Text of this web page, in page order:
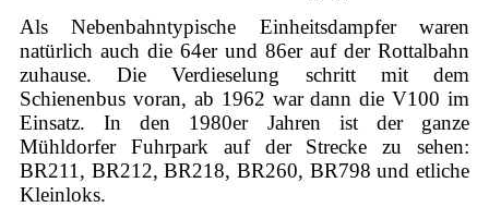
Als Nebenbahntypische Einheitsdampfer waren
natürlich auch die 64er und 86er auf der Rottalbahn
zuhause. Die Verdieselung schritt mit dem
Schienenbus voran, ab 1962 war dann die V100 im
Einsatz. In den 1980er Jahren ist der ganze
Mühldorfer Fuhrpark auf der Strecke zu sehen:
BR211, BR212, BR218, BR260, BR798 und etliche
Kleinloks.